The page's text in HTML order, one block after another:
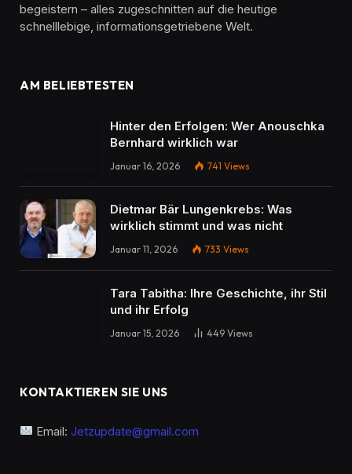
begeistern – alles zugeschnitten auf die heutige
schnelllebige, informationsgetriebene Welt.
AM BELIEBTESTEN
Hinter den Erfolgen: Wer Anouschka
Bernhard wirklich war
Januar 16, 2026 741 Views
Dietmar Bär Lungenkrebs: Was
wirklich stimmt und was nicht
Januar 11, 2026 733 Views
Tara Tabitha: Ihre Geschichte, ihr Stil
und ihr Erfolg
Januar 15, 2026 449 Views
KONTAKTIEREN SIE UNS
Email:Jetzupdate@gmail.com